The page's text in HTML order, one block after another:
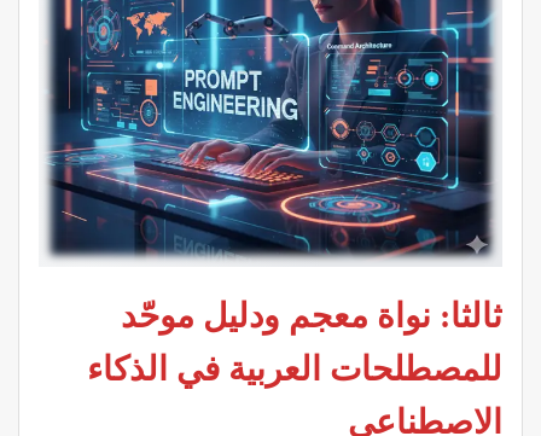
ثالثا: نواة معجم ودليل موحّد
للمصطلحات العربية في الذكاء
الاصطناعي